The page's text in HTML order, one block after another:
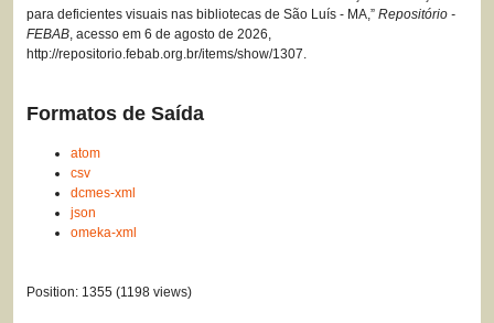
para deficientes visuais nas bibliotecas de São Luís - MA,” Repositório -
FEBAB, acesso em 6 de agosto de 2026,
http://repositorio.febab.org.br/items/show/1307.
Formatos de Saída
atom
csv
dcmes-xml
json
omeka-xml
Position: 1355 (1198 views)